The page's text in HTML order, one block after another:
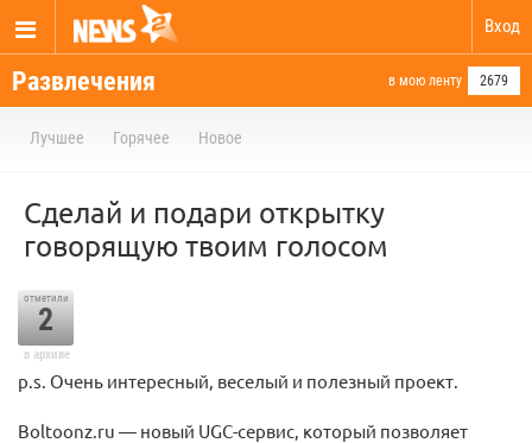
Вход
Развлечения в мою ленту 2679
Лучшее Горячее Новое
Сделай и подари открытку
говорящую твоим голосом
отметили
2
в архиве
p.s. Очень интересный, веселый и полезный проект.
Boltoonz.ru — новый UGC-сервис, который позволяет